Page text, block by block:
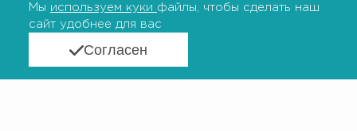
Доступность инновационной генетической
терапии для пациентов с орфанными
заболеваниями в России
Мы используем куки файлы, чтобы сделать наш
сайт удобнее для вас
Согласен